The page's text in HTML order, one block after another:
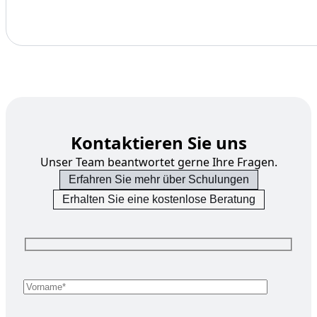
Kontaktieren Sie uns
Unser Team beantwortet gerne Ihre Fragen.
Erfahren Sie mehr über Schulungen
Erhalten Sie eine kostenlose Beratung